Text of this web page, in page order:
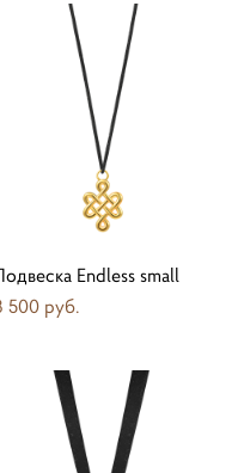
Endless small
500 pуб.